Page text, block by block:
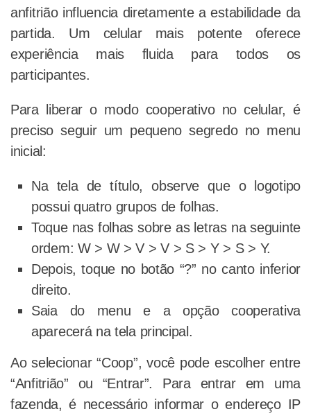
anfitrião influencia diretamente a estabilidade da
partida. Um celular mais potente oferece
experiência mais fluida para todos os
participantes.
Para liberar o modo cooperativo no celular, é
preciso seguir um pequeno segredo no menu
inicial:
Na tela de título, observe que o logotipo
possui quatro grupos de folhas.
Toque nas folhas sobre as letras na seguinte
ordem: W > W > V > V > S > Y > S > Y.
Depois, toque no botão “?” no canto inferior
direito.
Saia do menu e a opção cooperativa
aparecerá na tela principal.
Ao selecionar “Coop”, você pode escolher entre
“Anfitrião” ou “Entrar”. Para entrar em uma
fazenda, é necessário informar o endereço IP